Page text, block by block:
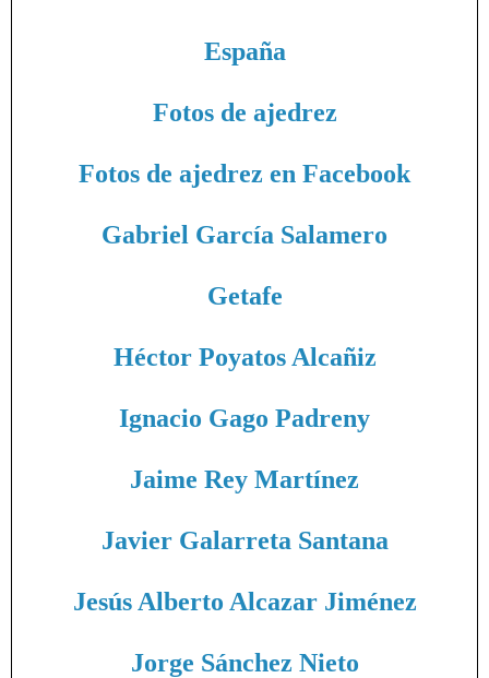
España
Fotos de ajedrez
Fotos de ajedrez en Facebook
Gabriel García Salamero
Getafe
Héctor Poyatos Alcañiz
Ignacio Gago Padreny
Jaime Rey Martínez
Javier Galarreta Santana
Jesús Alberto Alcazar Jiménez
Jorge Sánchez Nieto